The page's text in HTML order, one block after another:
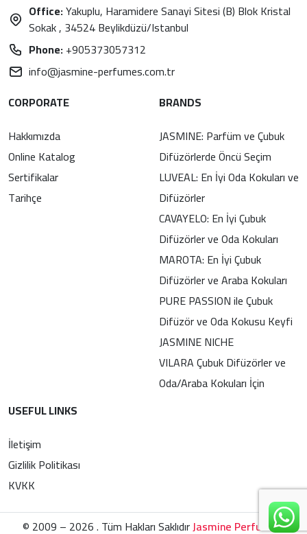
Office:Yakuplu, Haramidere Sanayi Sitesi (B) Blok Kristal
Sokak , 34524 Beylikdüzü/Istanbul
Phone:+905373057312
info@jasmine-perfumes.com.tr
CORPORATE
Hakkımızda
Online Katalog
Sertifikalar
Tarihçe
BRANDS
JASMINE: Parfüm ve Çubuk
Difüzörlerde Öncü Seçim
LUVEAL: En İyi Oda Kokuları ve
Difüzörler
CAVAYELO: En İyi Çubuk
Difüzörler ve Oda Kokuları
MAROTA: En İyi Çubuk
Difüzörler ve Araba Kokuları
PURE PASSION ile Çubuk
Difüzör ve Oda Kokusu Keyfi
JASMINE NICHE
VILARA Çubuk Difüzörler ve
Oda/Araba Kokuları İçin
USEFUL LINKS
İletişim
Gizlilik Politikası
KVKK
© 2009 – 2026 . Tüm Hakları SaklıdırJasmine Perfumes.